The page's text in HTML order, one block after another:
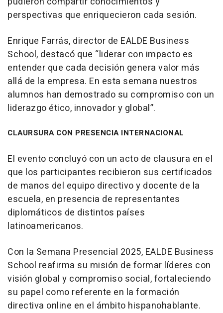
perspectivas que enriquecieron cada sesión.
Enrique Farrás, director de EALDE Business
School, destacó que “liderar con impacto es
entender que cada decisión genera valor más
allá de la empresa. En esta semana nuestros
alumnos han demostrado su compromiso con un
liderazgo ético, innovador y global”.
CLAURSURA CON PRESENCIA INTERNACIONAL
El evento concluyó con un acto de clausura en el
que los participantes recibieron sus certificados
de manos del equipo directivo y docente de la
escuela, en presencia de representantes
diplomáticos de distintos países
latinoamericanos.
Con la Semana Presencial 2025, EALDE Business
School reafirma su misión de formar líderes con
visión global y compromiso social, fortaleciendo
su papel como referente en la formación
directiva online en el ámbito hispanohablante.